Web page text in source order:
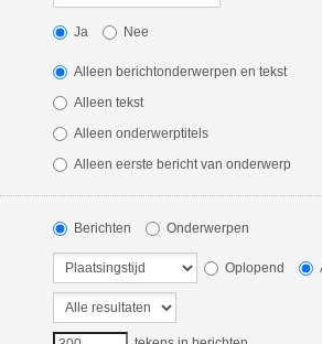
Ja Nee
Alleen berichtonderwerpen en tekst
Alleen tekst
Alleen onderwerptitels
Alleen eerste bericht van onderwerp
Berichten Onderwerpen
Oplopend